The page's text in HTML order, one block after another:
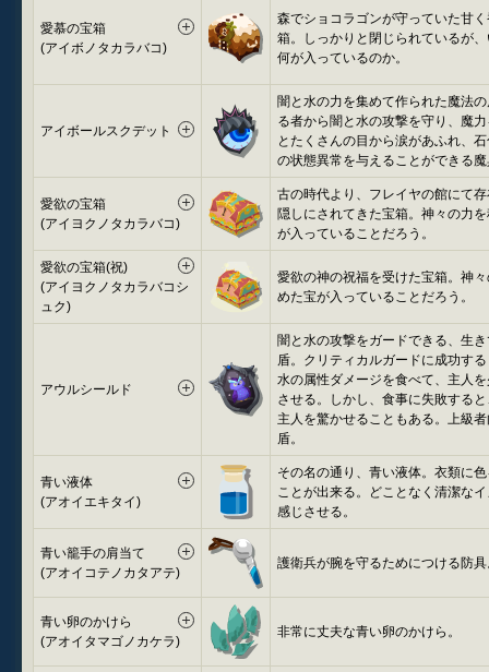
愛慕の宝箱
(アイボノタカラバコ)
森でショコラゴンが守っていた甘
箱。しっかりと閉じられているが
何が入っているのか。
アイボールスクデット
闇と水の力を集めて作られた魔法
る者から闇と水の攻撃を守り、魔
とたくさんの目から涙があふれ、
の状態異常を与えることができる
愛欲の宝箱
(アイヨクノタカラバコ)
古の時代より、フレイヤの館にて
隠しにされてきた宝箱。神々の力
が入っていることだろう。
愛欲の宝箱(祝)
(アイヨクノタカラバコシ
ュク)
愛欲の神の祝福を受けた宝箱。神
めた宝が入っていることだろう。
アウルシールド
闇と水の攻撃をガードできる、生
盾。クリティカルガードに成功す
水の属性ダメージを食べて、主人
させる。しかし、食事に失敗する
主人を驚かせることもある。上級
盾。
青い液体
(アオイエキタイ)
その名の通り、青い液体。衣類に
ことが出来る。どことなく清潔な
感じさせる。
青い籠手の肩当て
(アオイコテノカタアテ)
護衛兵が腕を守るためにつける防
青い卵のかけら
(アオイタマゴノカケラ)
非常に丈夫な青い卵のかけら。